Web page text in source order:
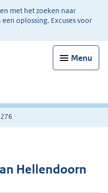
met het zoeken naar
oplossing. Excuses voor
Menu
Hellendoorn